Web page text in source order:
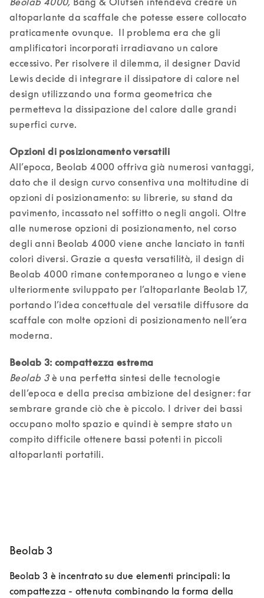
altoparlante da scaffale che potesse essere collocato
praticamente ovunque.  Il problema era che gli
amplificatori incorporati irradiavano un calore
eccessivo. Per risolvere il dilemma, il designer David
Lewis decide di integrare il dissipatore di calore nel
design utilizzando una forma geometrica che
permetteva la dissipazione del calore dalle grandi
superfici curve.
All’epoca, Beolab 4000 offriva già numerosi vantaggi,
dato che il design curvo consentiva una moltitudine di
opzioni di posizionamento: su librerie, su stand da
pavimento, incassato nel soffitto o negli angoli. Oltre
alle numerose opzioni di posizionamento, nel corso
degli anni Beolab 4000 viene anche lanciato in tanti
colori diversi. Grazie a questa versatilità, il design di
Beolab 4000 rimane contemporaneo a lungo e viene
ulteriormente sviluppato per l’altoparlante Beolab 17,
portando l’idea concettuale del versatile diffusore da
scaffale con molte opzioni di posizionamento nell’era
moderna.
Beolab 3 è una perfetta sintesi delle tecnologie
dell’epoca e della precisa ambizione del designer: far
sembrare grande ciò che è piccolo. I driver dei bassi
occupano molto spazio e quindi è sempre stato un
compito difficile ottenere bassi potenti in piccoli
altoparlanti portatili.
Beolab 3
Beolab 3 è incentrato su due elementi principali: la
compattezza - ottenuta combinando la forma della